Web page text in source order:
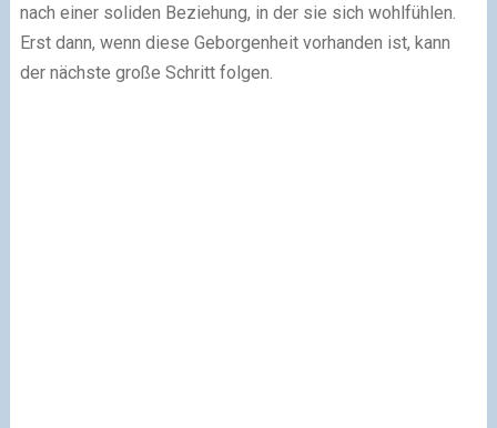
nach einer soliden Beziehung, in der sie sich wohlfühlen.
Erst dann, wenn diese Geborgenheit vorhanden ist, kann
der nächste große Schritt folgen.